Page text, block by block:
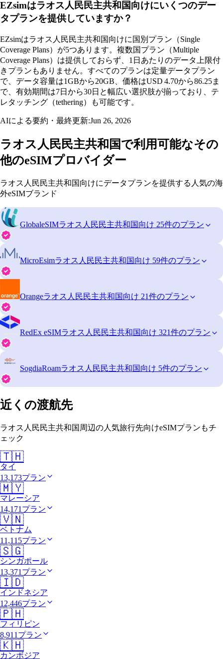
EZsimはラオス人民民主共和国向けにいくつのデー
タプランを提供していますか？
EZsimはラオス人民民主共和国向けに国別プラン（Single
Coverage Plans）が5つあります。複数国プラン（Multiple
Coverage Plans）は提供しておらず、1日あたりのデータ上限付
きプランもありません。すべてのプランは定量データプラン
で、データ容量は1GBから20GB、価格はUSD 4.70から86.25ま
で、有効期間は7日から30日と幅広い選択肢が揃っており、テ
レタッチング（tethering）も可能です。
AIによる要約・最終更新:Jun 26, 2026
ラオス人民民主共和国で利用可能なその
他のeSIMプロバイダー
ラオス人民民主共和国向けにデータプランを提供する人気の海
外eSIMブランド
GlobaleSIMラオス人民民主共和国向け 25件のプラン
MicroEsimラオス人民民主共和国向け 59件のプラン
Orangeラオス人民民主共和国向け 21件のプラン
RedEx eSIMラオス人民民主共和国向け 321件のプラン
SogdiaRoamラオス人民民主共和国向け 5件のプラン
近くの渡航先
ラオス人民民主共和国周辺の人気旅行先向けeSIMプランもチ
ェック
🇹🇭
タイ
13,173プラン
🇲🇾
マレーシア
14,171プラン
🇻🇳
ベトナム
11,115プラン
🇸🇬
シンガポール
13,371プラン
🇮🇩
インドネシア
12,446プラン
🇵🇭
フィリピン
8,911プラン
🇰🇭
カンボジア